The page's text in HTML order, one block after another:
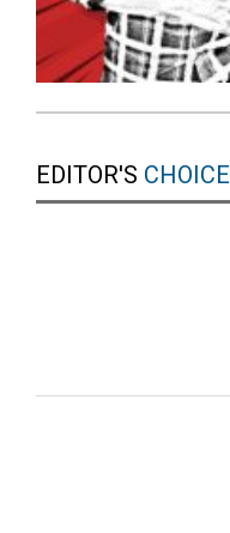
EDITOR'S CHOICE